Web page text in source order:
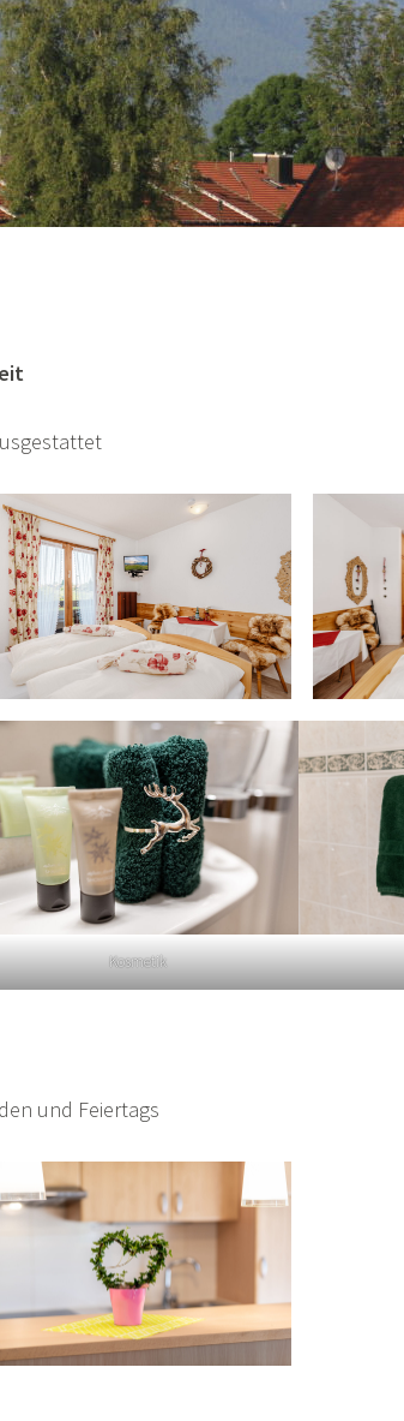
Kosmetik
und Feiertags